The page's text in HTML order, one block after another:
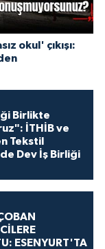
okul' çıkışı:
Birlikte
İTHİB ve
Tekstil
Dev İş Birliği
ESENYURT'TA